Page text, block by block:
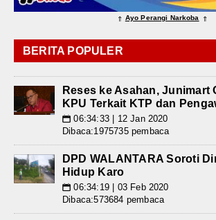
⇑ Ayo Perangi Narkoba ⇑
BERITA POPULER
Reses ke Asahan, Junimart
KPU Terkait KTP dan
📅 06:34:33 | 12 Jan 2020
Dibaca:1975735 pembaca
DPD WALANTARA Soroti
Hidup Karo
📅 06:34:19 | 03 Feb 2020
Dibaca:573684 pembaca